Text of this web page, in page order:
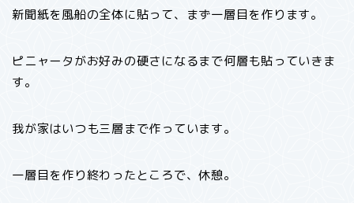
新聞紙を風船の全体に貼って、まず一層目を作ります。
ピニャータがお好みの硬さになるまで何層も貼っていきま
す。
我が家はいつも三層まで作っています。
一層目を作り終わったところで、休憩。